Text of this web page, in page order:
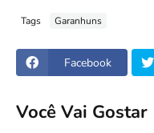
Tags Garanhuns
Facebook
Você Vai Gostar